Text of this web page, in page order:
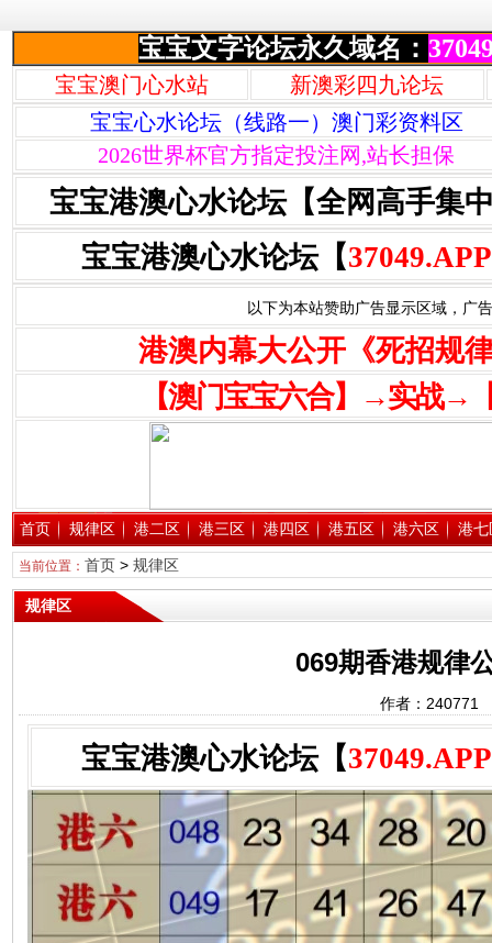
宝宝文字论坛永久域名：
宝宝澳门心水站
新澳彩四九论坛
宝宝心水论坛（线路一）澳门彩资料区
2026世界杯官方指定投注网,站长担保
宝宝港澳心水论坛【全网高手集
宝宝港澳心水论坛【37049.APP
以下为本站赞助广告显示区域，广
港澳内幕大公开《死招规
【澳门宝宝六合】→实战→
首页 规律区 港二区 港三区 港四区 港五区 港六区 港七
当前位置： 首页> 规律区
规律区
069期香港规律
作者：240771
宝宝港澳心水论坛【37049.APP